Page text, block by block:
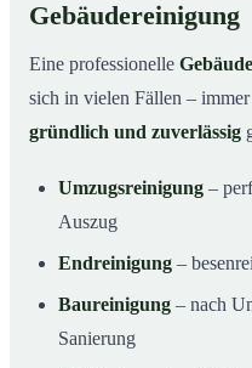
Gebäudereinigung
Eine professionelle
sich in vielen Fällen –
gründlich und zuverlässig
Umzugsreinigung –
Auszug
Endreinigung –
Baureinigung – nach
Sanierung